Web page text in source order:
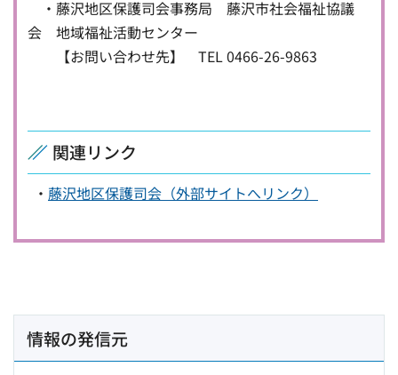
・藤沢地区保護司会事務局 藤沢市社会福祉協議
会 地域福祉活動センター
【お問い合わせ先】 TEL 0466-26-9863
関連リンク
・ 藤沢地区保護司会（外部サイトへリンク）
情報の発信元